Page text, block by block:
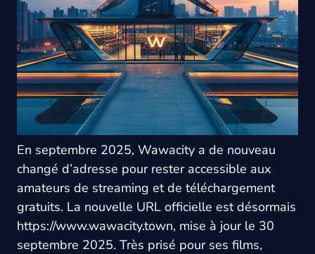
En septembre 2025, Wawacity a de nouveau
changé d’adresse pour rester accessible aux
amateurs de streaming et de téléchargement
gratuits. La nouvelle URL officielle est désormais
https://www.wawacity.town, mise à jour le 30
septembre 2025. Très prisé pour ses films,